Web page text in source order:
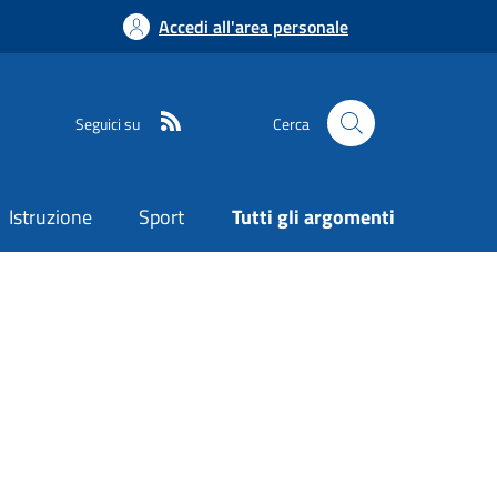
Accedi all'area personale
Seguici su Cerca
Istruzione Sport Tutti gli argomenti